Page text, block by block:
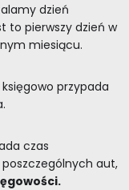
dzień
to pierwszy dzień w
miesiącu.
przypada
czas
aut,